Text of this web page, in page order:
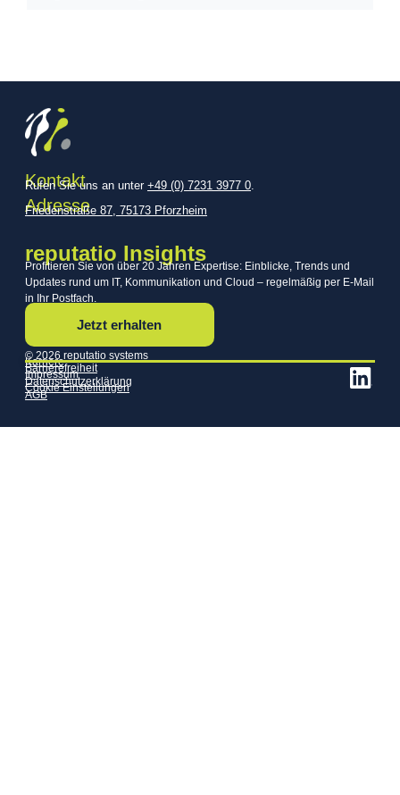
© 2026 reputatio systems
Karriere
Barrierefreiheit
Impressum
Datenschutzerklärung
Cookie Einstellungen
AGB
reputatio Insights
Profitieren Sie von über 20 Jahren Expertise: Einblicke, Trends und
Updates rund um IT, Kommunikation und Cloud – regelmäßig per E-Mail
in Ihr Postfach.
Jetzt erhalten
Kontakt
Rufen Sie uns an unter +49 (0) 7231 3977 0.
Adresse
Friedenstraße 87, 75173 Pforzheim